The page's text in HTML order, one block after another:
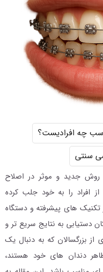
چه افرادیست؟
سنتی
جدید و موثر در اصلاح
افراد را به خود جلب کرده
تکنیک های پیشرفته و دستگاه
دستیابی به نتایج سریع تر و
از بزرگسالان که به دنبال یک
دندان های خود هستند،